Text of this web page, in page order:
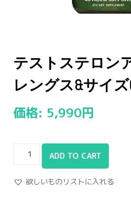
テストステロン
レングス&サイ
価格: 5,990円
ADD TO CART
欲しいものリストに入れる